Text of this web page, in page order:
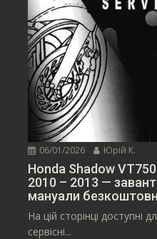
06/01/2026 Юрій К.
Honda Shadow
2010 – 2013 —
мануали
На цій сторінці доступні
сервісні...